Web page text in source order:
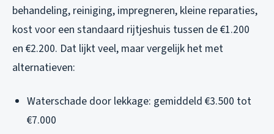
behandeling, reiniging, impregneren, kleine reparaties,
kost voor een standaard rijtjeshuis tussen de €1.200
en €2.200. Dat lijkt veel, maar vergelijk het met
alternatieven:
Waterschade door lekkage: gemiddeld €3.500 tot
€7.000